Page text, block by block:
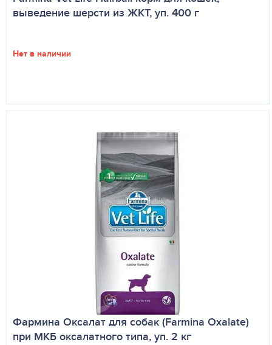
выведение шерсти из ЖКТ, уп. 400 г
Нет в наличии
Фармина Оксалат для собак (Farmina Oxalate)
при МКБ оксалатного типа, уп. 2 кг